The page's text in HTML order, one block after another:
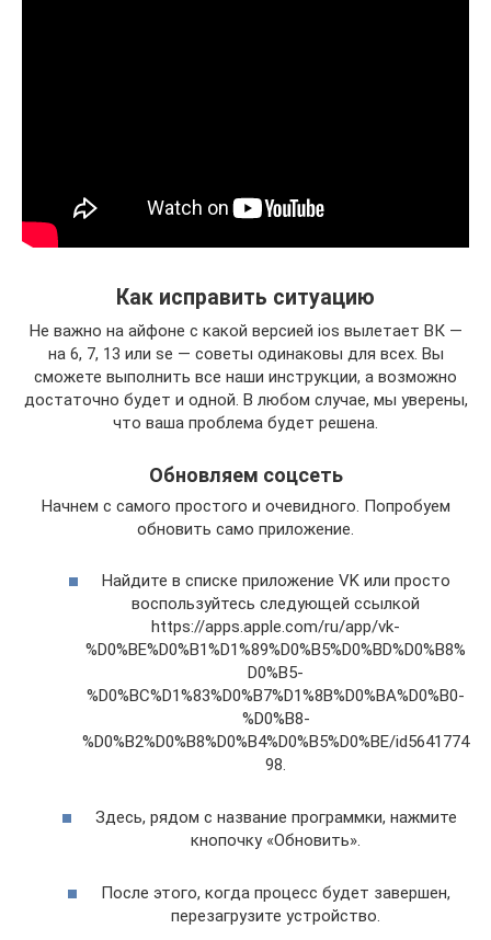
Как исправить ситуацию
Не важно на айфоне с какой версией ios вылетает ВК —
на 6, 7, 13 или se — советы одинаковы для всех. Вы
сможете выполнить все наши инструкции, а возможно
достаточно будет и одной. В любом случае, мы уверены,
что ваша проблема будет решена.
Обновляем соцсеть
Начнем с самого простого и очевидного. Попробуем
обновить само приложение.
Найдите в списке приложение VK или просто
воспользуйтесь следующей ссылкой
https://apps.apple.com/ru/app/vk-
%D0%BE%D0%B1%D1%89%D0%B5%D0%BD%D0%B8%
D0%B5-
%D0%BC%D1%83%D0%B7%D1%8B%D0%BA%D0%B0-
%D0%B8-
%D0%B2%D0%B8%D0%B4%D0%B5%D0%BE/id5641774
98.
Здесь, рядом с название программки, нажмите
кнопочку «Обновить».
После этого, когда процесс будет завершен,
перезагрузите устройство.